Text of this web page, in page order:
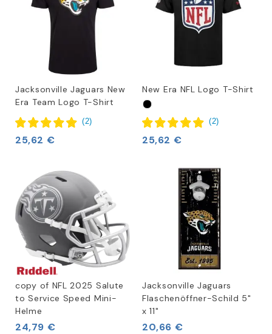
Jacksonville Jaguars New
Era Team Logo T-Shirt
(2)
25,62 €
New Era NFL Logo T-Shirt
(2)
25,62 €
copy of NFL 2025 Salute
to Service Speed Mini-
Helme
24,79 €
Jacksonville Jaguars
Flaschenöffner-Schild 5"
x 11"
20,66 €